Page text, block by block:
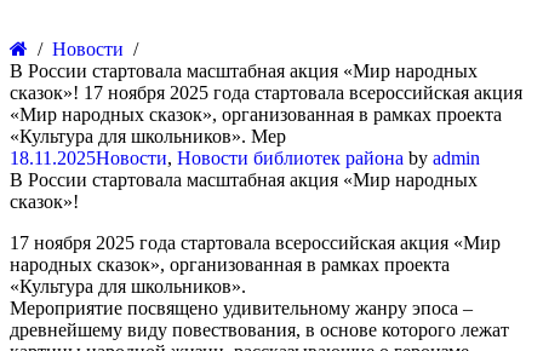
Новости
В России стартовала масштабная акция «Мир народных
сказок»! 17 ноября 2025 года стартовала всероссийская акция
«Мир народных сказок», организованная в рамках проекта
«Культура для школьников». Мер
18.11.2025Новости, Новости библиотек района by admin
В России стартовала масштабная акция «Мир народных
сказок»!
17 ноября 2025 года стартовала всероссийская акция «Мир
народных сказок», организованная в рамках проекта
«Культура для школьников».
Мероприятие посвящено удивительному жанру эпоса –
древнейшему виду повествования, в основе которого лежат